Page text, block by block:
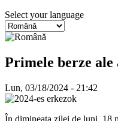
Select your language
Primele berze ale
Lun, 03/18/2024 - 21:42
În dimineața zilei de luni, 18